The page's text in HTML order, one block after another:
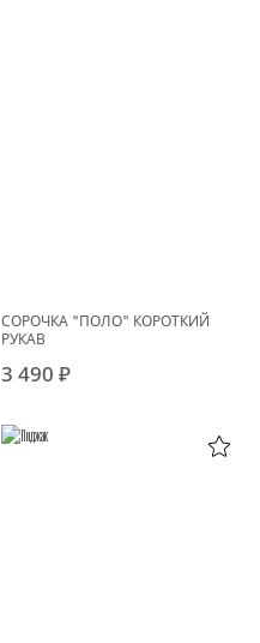
СОРОЧКА "ПОЛО" КОРОТКИЙ
РУКАВ
3 490 ₽